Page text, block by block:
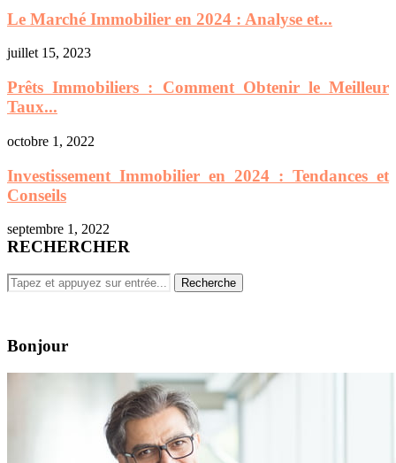
Le Marché Immobilier en 2024 : Analyse et...
juillet 15, 2023
Prêts Immobiliers : Comment Obtenir le Meilleur
Taux...
octobre 1, 2022
Investissement Immobilier en 2024 : Tendances et
Conseils
septembre 1, 2022
RECHERCHER
Bonjour